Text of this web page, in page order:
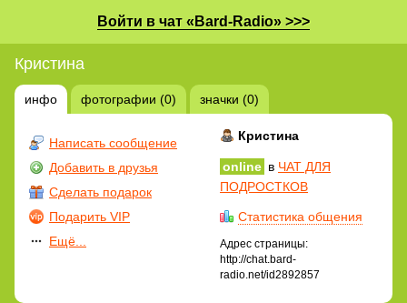
Войти в чат «Bard-Radio» >>>
Кристина
инфо фотографии (0) значки (0)
Написать сообщение
Добавить в друзья
Сделать подарок
Подарить VIP
Ещё...
Кристина
online в ЧАТ ДЛЯ
ПОДРОСТКОВ
Статистика общения
Адрес страницы:
http://chat.bard-
radio.net/id2892857